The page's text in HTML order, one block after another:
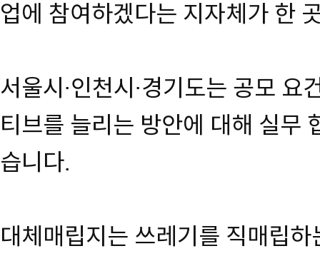
업에 참여하겠다는 지자체가 한
서울시·인천시·경기도는 공모 요
티브를 늘리는 방안에 대해 실무
습니다.
대체매립지는 쓰레기를 직매립